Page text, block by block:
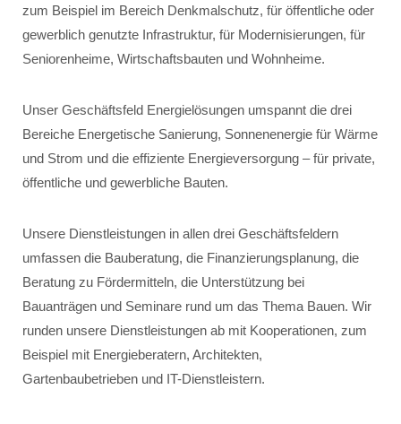
zum Beispiel im Bereich Denkmalschutz, für öffentliche oder
gewerblich genutzte Infrastruktur, für Modernisierungen, für
Seniorenheime, Wirtschaftsbauten und Wohnheime.
Unser Geschäftsfeld Energielösungen umspannt die drei
Bereiche Energetische Sanierung, Sonnenenergie für Wärme
und Strom und die effiziente Energieversorgung – für private,
öffentliche und gewerbliche Bauten.
Unsere Dienstleistungen in allen drei Geschäftsfeldern
umfassen die Bauberatung, die Finanzierungsplanung, die
Beratung zu Fördermitteln, die Unterstützung bei
Bauanträgen und Seminare rund um das Thema Bauen. Wir
runden unsere Dienstleistungen ab mit Kooperationen, zum
Beispiel mit Energieberatern, Architekten,
Gartenbaubetrieben und IT-Dienstleistern.